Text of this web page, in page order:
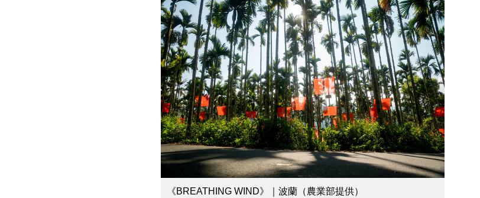
《BREATHING WIND》｜波蘭（農業部提供）